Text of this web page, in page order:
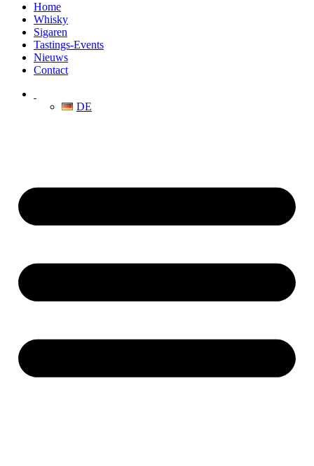
Home
Whisky
Sigaren
Tastings-Events
Nieuws
Contact
DE